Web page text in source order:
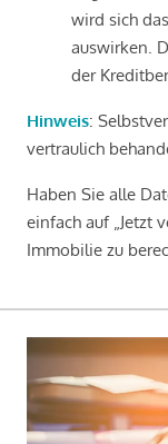
wird sich
auswirken.
der
Hinweis:
vertraulich
Haben Sie alle
einfach auf „Jetzt
Immobilie zu